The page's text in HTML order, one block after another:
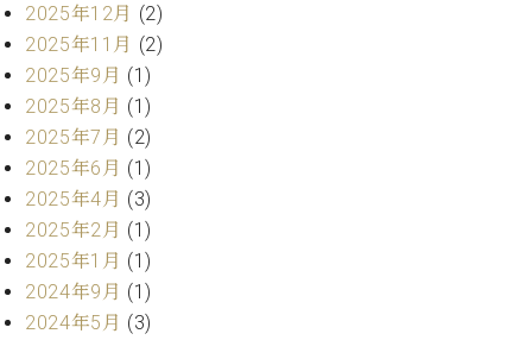
ン
サ
ー
ト
グ
ラ
ン
ド
ア
ノ
C.
レ
納
入
実
績
ー
ル・
ス
タ
ジ
ン
ト
代
理
店
催
イ
ベ
ン
ト
ベ
ヒ
シ
タ
イ
ン
・
セ
ン
ト
2025年12月 (2)
2025年11月 (2)
2025年9月 (1)
2025年8月 (1)
2025年7月 (2)
2025年6月 (1)
2025年4月 (3)
2025年2月 (1)
2025年1月 (1)
2024年9月 (1)
2024年5月 (3)